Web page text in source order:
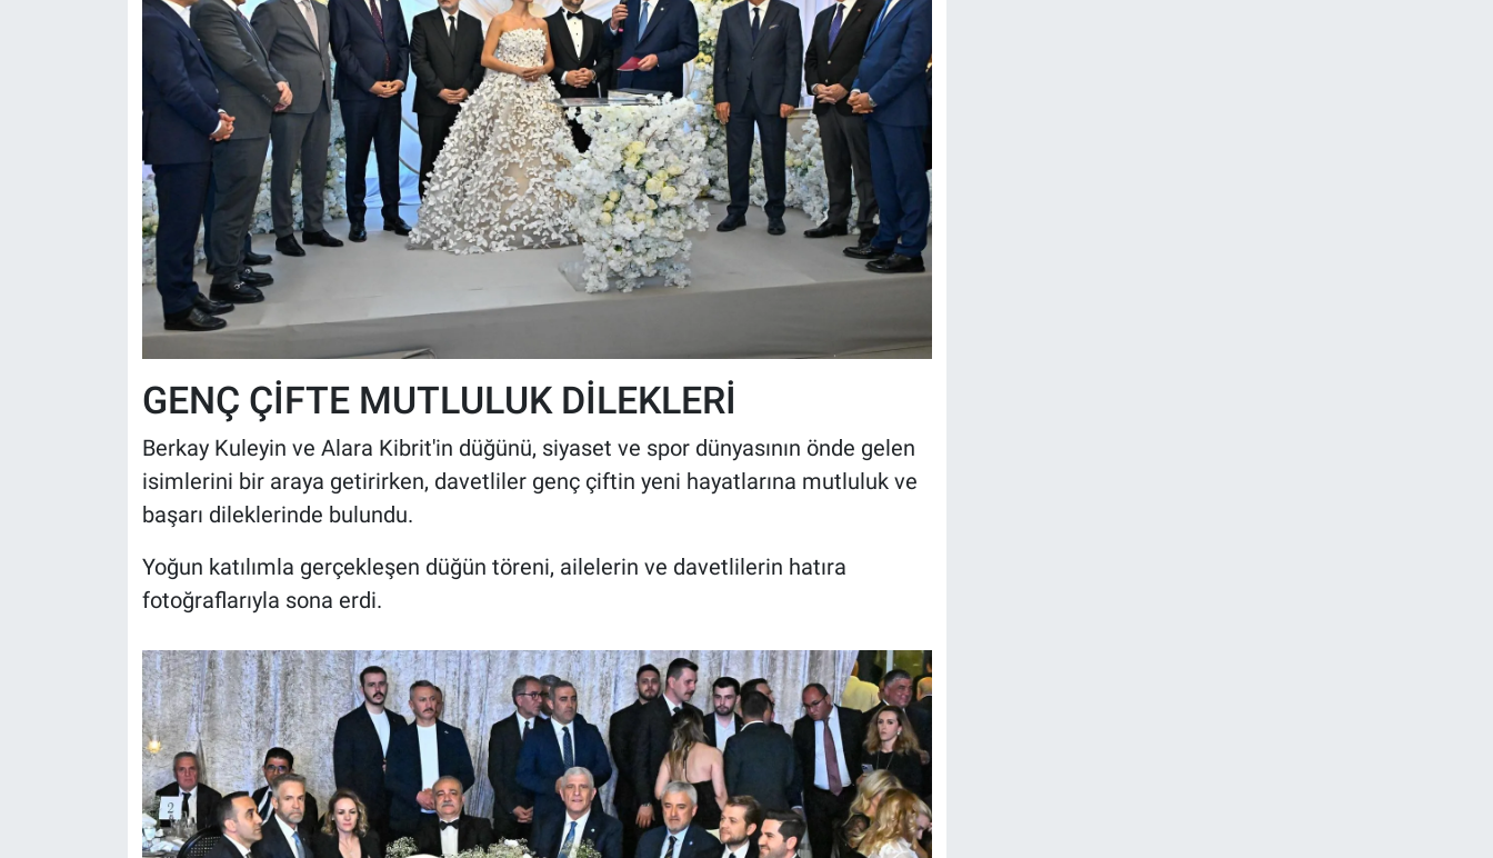
GENÇ ÇİFTE MUTLULUK DİLEKLERİ
Berkay Kuleyin ve Alara Kibrit'in düğünü, siyaset ve spor dünyasının önde gelen
isimlerini bir araya getirirken, davetliler genç çiftin yeni hayatlarına mutluluk ve
başarı dileklerinde bulundu.
Yoğun katılımla gerçekleşen düğün töreni, ailelerin ve davetlilerin hatıra
fotoğraflarıyla sona erdi.